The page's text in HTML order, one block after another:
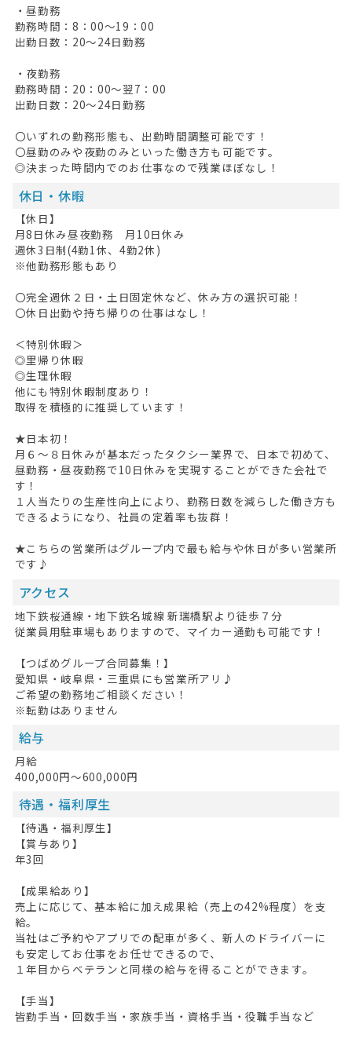
HOME
無料会員登録
ログイン
キープした求人 0
最近見た求人
お問い合わせ
掲載希望の方へ
・昼勤務
勤務時間：8：00～19：00
出勤日数：20～24日勤務
・夜勤務
勤務時間：20：00～翌7：00
出勤日数：20～24日勤務
〇いずれの勤務形態も、出勤時間調整可能です！
〇昼勤のみや夜勤のみといった働き方も可能です。
◎決まった時間内でのお仕事なので残業ほぼなし！
休日・休暇
【休日】
月8日休み昼夜勤務 月10日休み
週休3日制(4勤1休、4勤2休)
※他勤務形態もあり
〇完全週休２日・土日固定休など、休み方の選択可能！
〇休日出勤や持ち帰りの仕事はなし！
＜特別休暇＞
◎里帰り休暇
◎生理休暇
他にも特別休暇制度あり！
取得を積極的に推奨しています！
★日本初！
月６～８日休みが基本だったタクシー業界で、日本で初めて、
昼勤務・昼夜勤務で10日休みを実現することができた会社で
す！
１人当たりの生産性向上により、勤務日数を減らした働き方も
できるようになり、社員の定着率も抜群！
★こちらの営業所はグループ内で最も給与や休日が多い営業所
です♪
アクセス
地下鉄桜通線・地下鉄名城線 新瑞橋駅より徒歩７分
従業員用駐車場もありますので、マイカー通勤も可能です！
【つばめグループ合同募集！】
愛知県・岐阜県・三重県にも営業所アリ♪
ご希望の勤務地ご相談ください！
※転勤はありません
給与
月給
400,000円～600,000円
待遇・福利厚生
【待遇・福利厚生】
【賞与あり】
年3回
【成果給あり】
売上に応じて、基本給に加え成果給（売上の42%程度）を支
給。
当社はご予約やアプリでの配車が多く、新人のドライバーに
も安定してお仕事をお任せできるので、
１年目からベテランと同様の給与を得ることができます。
【手当】
皆勤手当・回数手当・家族手当・資格手当・役職手当など